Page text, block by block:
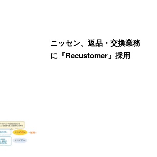
ニッセン、返品・交換業務
に『Recustomer』採用